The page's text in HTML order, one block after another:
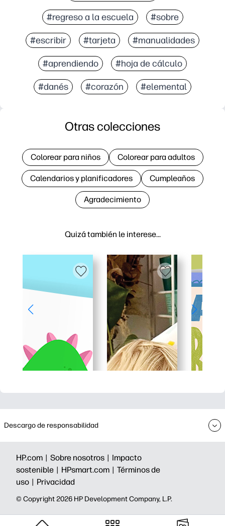
#regreso a la escuela #sobre
#escribir #tarjeta #manualidades
#aprendiendo #hoja de cálculo
#danés #corazón #elemental
Quizá también le interese…
Otras colecciones
Colorear para niños Colorear para adultos
Calendarios y planificadores Cumpleaños
Agradecimiento
Descargo de responsabilidad
HP.com | Sobre nosotros | Impacto
sostenible | HPsmart.com | Términos de
uso | Privacidad
©️ Copyright 2026 HP Development Company, L.P.